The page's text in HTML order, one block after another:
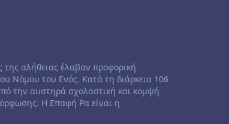
της αλήθειας έλαβαν προφορική
Νόμου του Ενός. Κατά τη διάρκεια 106
την αυστηρά σχολαστική και κομψή
Η Επαφή Ρα είναι η